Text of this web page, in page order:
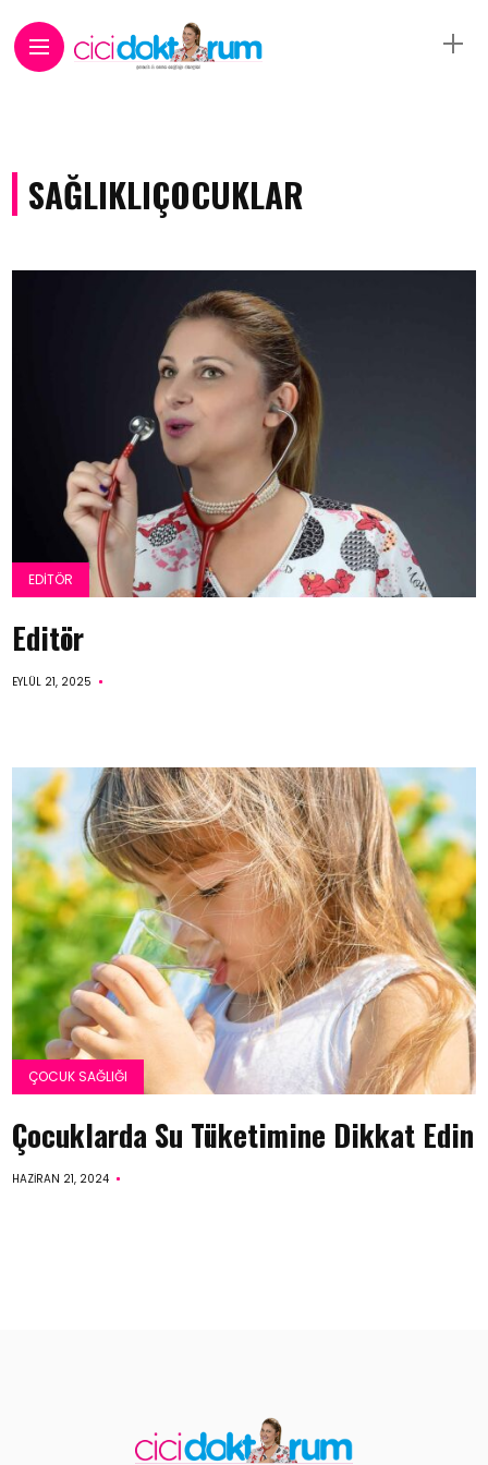
SAĞLIKLIÇOCUKLAR
EDITÖR
Editör
EYLÜL 21, 2025
ÇOCUK SAĞLIĞI
Çocuklarda Su Tüketimine Dikkat Edin
HAZIRAN 21, 2024